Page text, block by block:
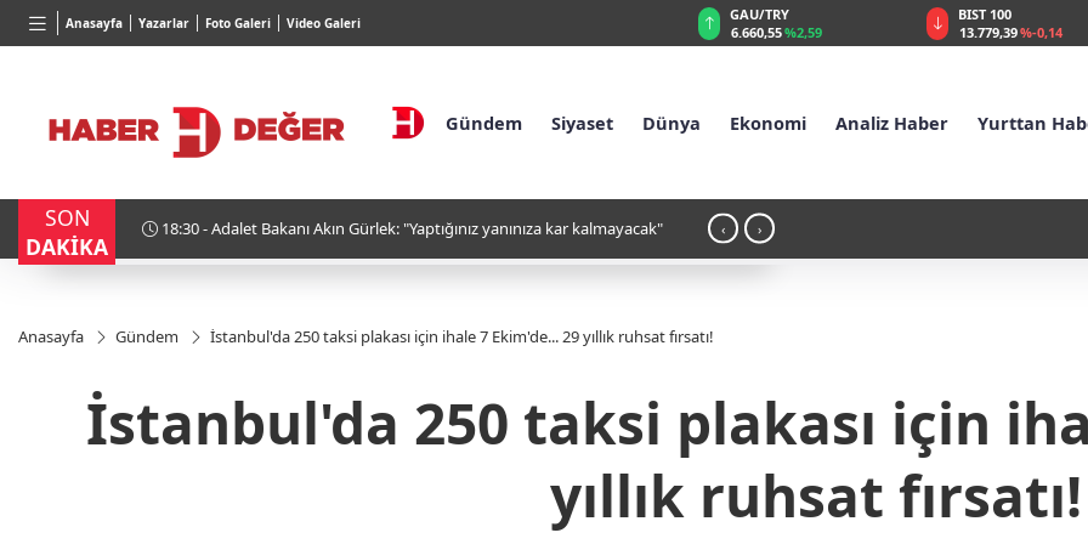
Anasayfa Yazarlar Foto Galeri Video Galeri
TND
16,3788%0,90
BGN
27,9743 %-0,22
GAU/TRY
6.660,55%2,59
BIST 100
13.779,39%-0,14
Gündem Siyaset Dünya Ekonomi Analiz Haber Yurttan
SON
DAKİKA
18:30 - Adalet Bakanı Akın Gürlek: "Yaptığınız yanınıza kar kalmayacak" ‹ ›
Anasayfa Gündem İstanbul'da 250 taksi plakası için ihale 7 Ekim'de... 29 yıllık ruhsat fırsatı!
İstanbul'da 250 taksi plakası için
yıllık ruhsat fırsatı!